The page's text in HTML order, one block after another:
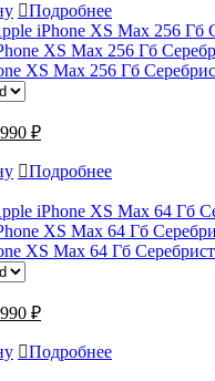
Подробнее
XS Max 256 Гб
₽
Подробнее
XS Max 64 Гб
₽
Подробнее